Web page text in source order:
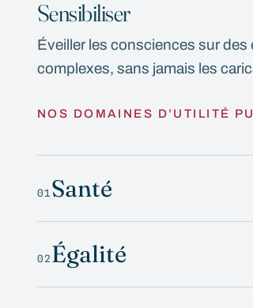
Sensibiliser
Éveiller les consciences sur des
complexes, sans jamais les
NOS DOMAINES D’UTILITÉ
01 Santé
02 Égalité